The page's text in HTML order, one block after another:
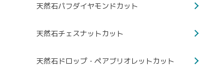
天然石パフダイヤモンドカット
天然石チェスナットカット
天然石ドロップ・ペアブリオレットカット